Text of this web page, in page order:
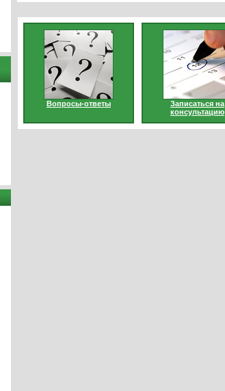
Вопросы-ответы
Записаться на
консультацию